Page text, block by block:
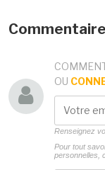
Commentaire
OU
Renseignez
Pour tout
personnelles,